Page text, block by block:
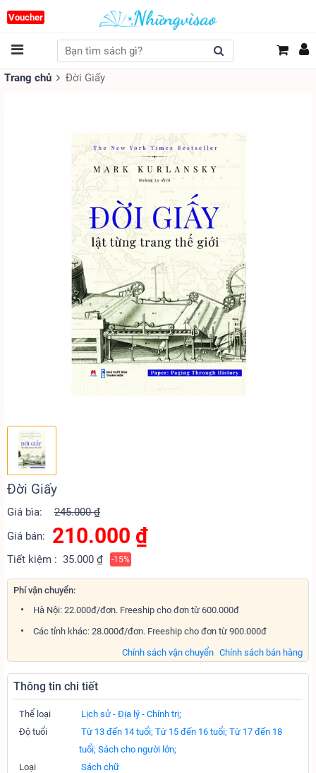
Voucher
Trang chủ Đời Giấy
Đời Giấy
Giá bìa:
245.000 ₫
Giá bán:
210.000 ₫
Tiết kiệm : 35.000 ₫ -15%
Phí vận chuyển:
Hà Nội: 22.000đ/đơn. Freeship cho đơn từ 600.000đ
Các tỉnh khác: 28.000đ/đơn. Freeship cho đơn từ 900.000đ
Chính sách bán hàng
Chính sách vận chuyển
Thông tin chi tiết
Thể loại
Lịch sử - Địa lý - Chính trị;
Độ tuổi
Từ 13 đến 14 tuổi; Từ 15 đến 16 tuổi; Từ 17 đến 18
tuổi; Sách cho người lớn;
Loại
Sách chữ